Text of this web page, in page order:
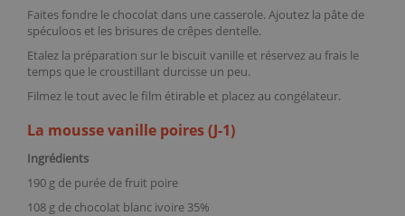
Faites fondre le chocolat dans une casserole. Ajoutez la pâte de
spéculoos et les brisures de crêpes dentelle.
Etalez la préparation sur le biscuit vanille et réservez au frais le
temps que le croustillant durcisse un peu.
Filmez le tout avec lefilm étirable et placez au congélateur.
La mousse vanille poires (J-1)
Ingrédients
190 g de purée de fruit poire
108 g de chocolat blanc ivoire 35%